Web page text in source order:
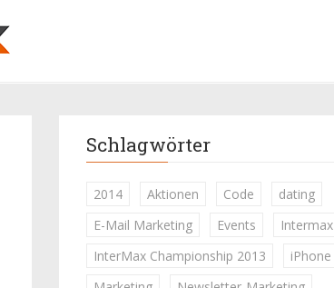
Schlagwörter
2014 Aktionen Code
dating
E-Mail Marketing
Events
Intermax
InterMax Championship 2013
iPhone